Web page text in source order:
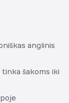
anglinis
šakoms iki